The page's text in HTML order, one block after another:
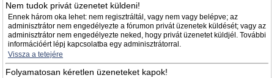
Nem tudok privát üzenetet küldeni!
Ennek három oka lehet: nem regisztráltál, vagy nem vagy belépve; az
adminisztrátor nem engedélyezte a fórumon privát üzenetek küldését; vagy az
adminisztrátor nem engedélyezte neked, hogy privát üzenetet küldjél. További
információért lépj kapcsolatba egy adminisztrátorral.
Vissza a tetejére
Folyamatosan kéretlen üzeneteket kapok!